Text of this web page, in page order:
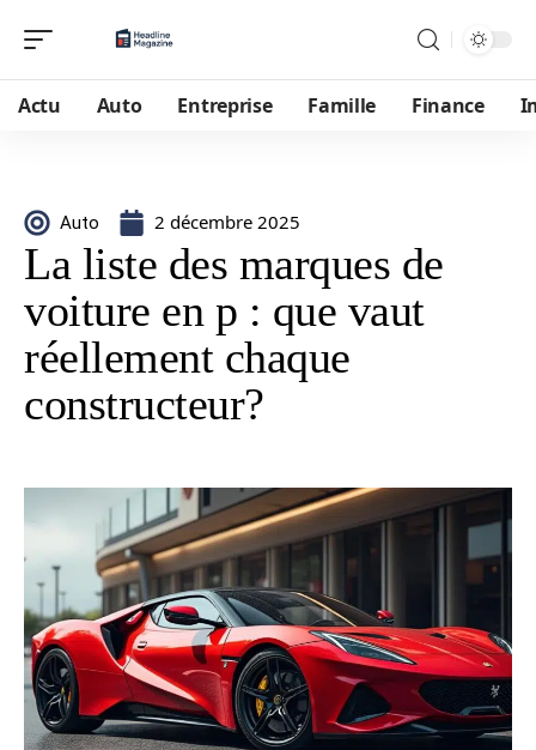
Actu Auto Entreprise Famille Finance
Auto 2 décembre 2025
La liste des marques de
voiture en p : que vaut
réellement chaque
constructeur?